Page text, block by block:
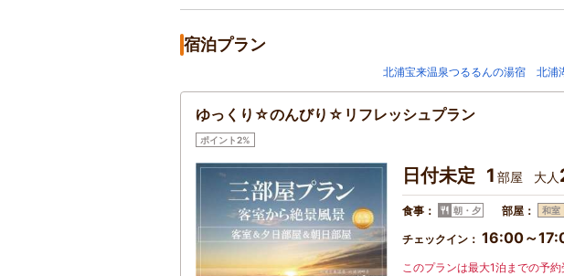
宿泊プラン
北浦宝来温泉つるるんの湯宿 北浦
ゆっくり☆のんびり☆リフレッシュプラン
ポイント2%
日付未定 1 部屋 大人
食事： 朝・夕 部屋： 和室
チェックイン： 16:00～
このプランは最大1泊までの予約